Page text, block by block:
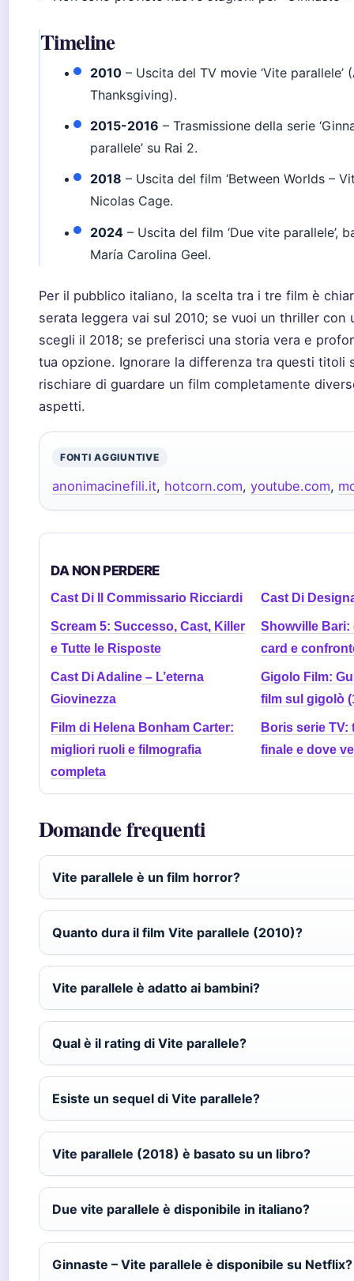
Timeline
2010 – Uscita del TV movie ‘Vite parallele’
Thanksgiving).
2015-2016 – Trasmissione della serie
parallele’ su Rai 2.
2018 – Uscita del film ‘Between Worlds –
Nicolas Cage.
2024 – Uscita del film ‘Due vite parallele’,
María Carolina Geel.
Per il pubblico italiano, la scelta tra i tre film è
serata leggera vai sul 2010; se vuoi un thriller con
scegli il 2018; se preferisci una storia vera e
tua opzione. Ignorare la differenza tra questi titoli
rischiare di guardare un film completamente
aspetti.
FONTI AGGIUNTIVE
anonimacinefili.it, hotcorn.com, youtube.com,
DA NON PERDERE
Cast Di Il Commissario Ricciardi Cast Di
Scream 5: Successo, Cast, Killer
e Tutte le Risposte
Showville Bari:
card e
Cast Di Adaline – L’eterna
Giovinezza
Gigolo Film:
film sul gigolò
Film di Helena Bonham Carter:
migliori ruoli e filmografia
completa
Boris serie TV:
finale e dove
Domande frequenti
Vite parallele è un film horror?
Quanto dura il film Vite parallele (2010)?
Vite parallele è adatto ai bambini?
Qual è il rating di Vite parallele?
Esiste un sequel di Vite parallele?
Vite parallele (2018) è basato su un libro?
Due vite parallele è disponibile in italiano?
Ginnaste – Vite parallele è disponibile su Netflix?